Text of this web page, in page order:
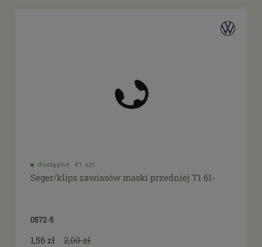
dostępne: 41 szt.
Seger/klips zawiasów maski przedniej T1 61-
0572-5
1,56 zł 2,00 zł